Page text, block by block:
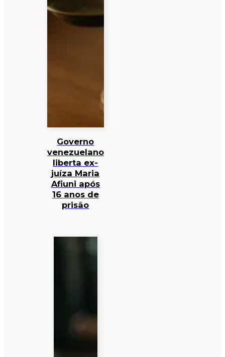
Governo
venezuelano
liberta ex-
juíza Maria
Afiuni após
16 anos de
prisão